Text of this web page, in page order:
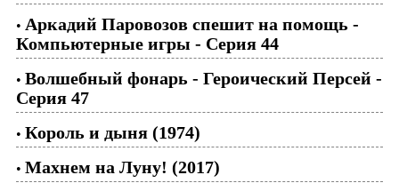
• Аркадий Паровозов спешит на помощь -
Компьютерные игры - Cерия 44
• Волшебный фонарь - Героический Персей -
Серия 47
• Король и дыня (1974)
• Махнем на Луну! (2017)